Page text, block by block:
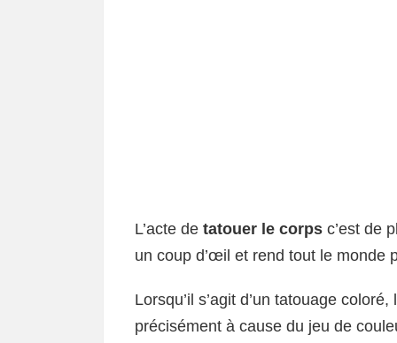
L’acte de tatouer le corps c’est de
un coup d’œil et rend tout le monde
Lorsqu’il s’agit d’un tatouage
précisément à cause du jeu de